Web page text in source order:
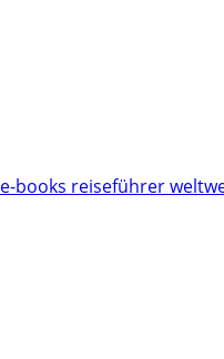
e-books reiseführer